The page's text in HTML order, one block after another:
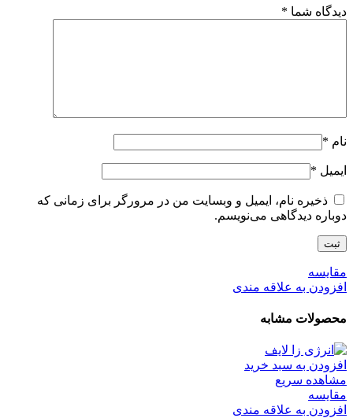
دیدگاه شما *
نام *
ایمیل *
ذخیره نام، ایمیل و وبسایت من در مرورگر برای زمانی که
دوباره دیدگاهی می‌نویسم.
مقایسه
افزودن به علاقه مندی
محصولات مشابه
افزودن به سبد خرید
مشاهده سریع
مقایسه
افزودن به علاقه مندی